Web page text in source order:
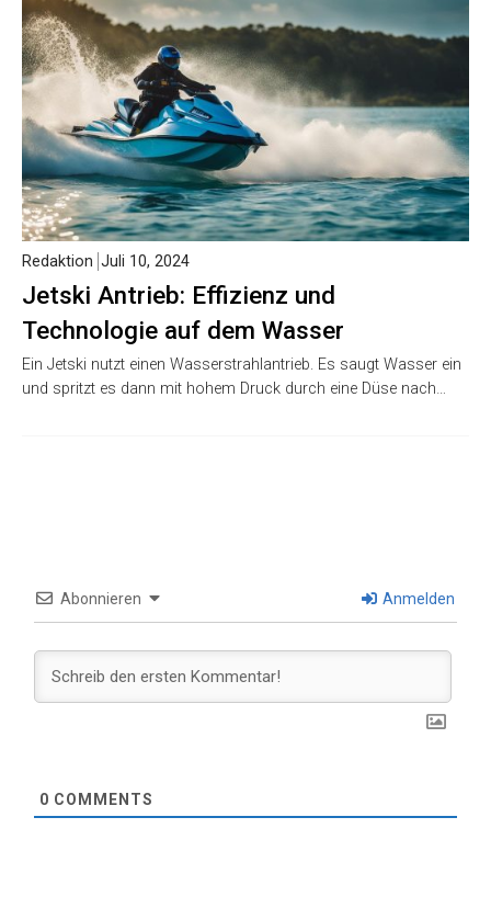
Jetski Antrieb: Effizienz und
Technologie auf dem Wasser
Redaktion Juli 10, 2024
Ein Jetski nutzt einen Wasserstrahlantrieb. Es saugt Wasser ein
und spritzt es dann mit hohem Druck durch eine Düse nach…
Abonnieren Anmelden
0 COMMENTS